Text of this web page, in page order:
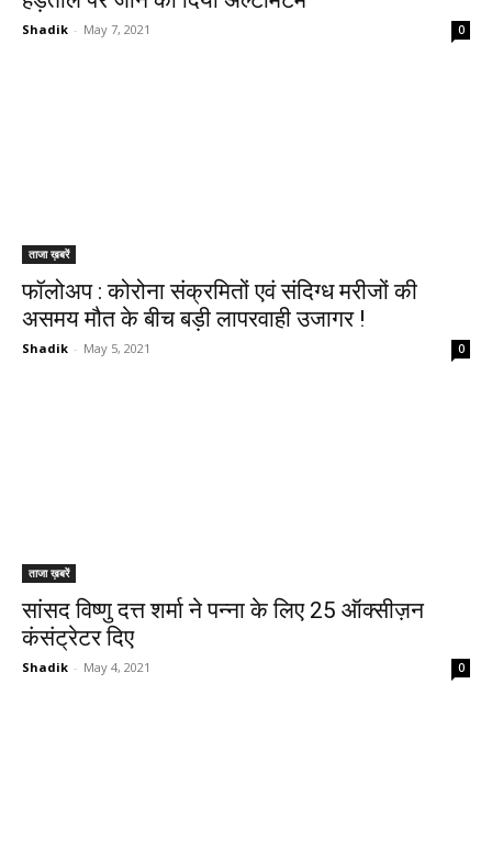
Shadik - May 7, 2021 0
ताजा ख़बरें
फॉलोअप : कोरोना संक्रमितों एवं संदिग्ध मरीजों की
असमय मौत के बीच बड़ी लापरवाही उजागर !
Shadik - May 5, 2021 0
ताजा ख़बरें
सांसद विष्णु दत्त शर्मा ने पन्ना के लिए 25 ऑक्सीज़न
कंसंट्रेटर दिए
Shadik - May 4, 2021 0